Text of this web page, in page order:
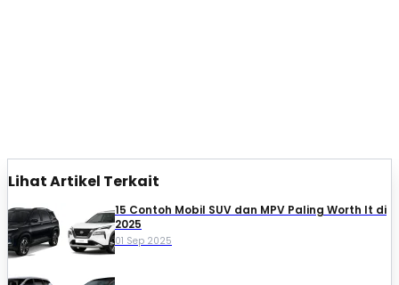
Lihat Artikel Terkait
15 Contoh Mobil SUV dan MPV Paling Worth It di
2025
01 Sep 2025